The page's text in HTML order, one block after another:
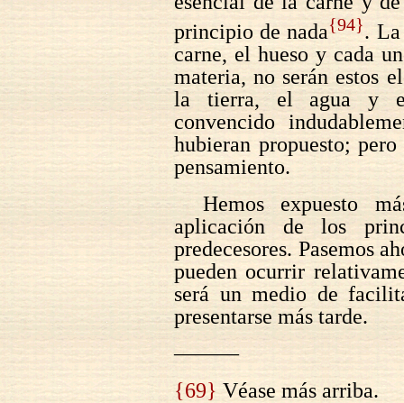
principio de nada{94}. La
carne, el hueso y cada
materia, no serán estos
la tierra, el agua y el
convencido
hubieran propuesto;
pensamiento.
Hemos expuesto
aplicación de los
predecesores. Pasemos
pueden ocurrir
será un medio de
presentarse más tarde.
———
{69} Véase más arriba.